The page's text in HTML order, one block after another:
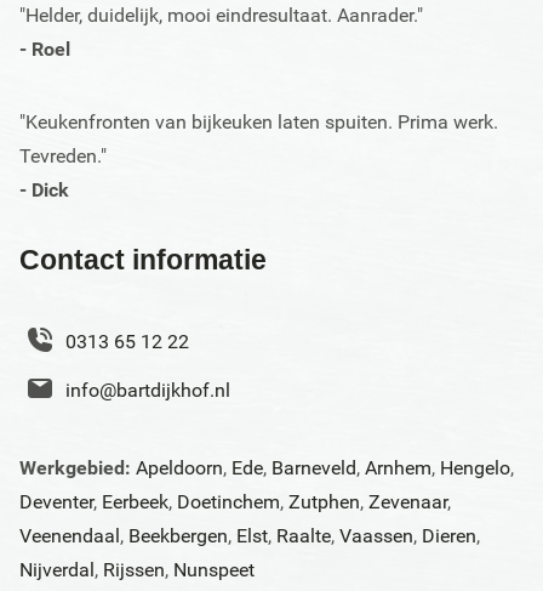
"Helder, duidelijk, mooi eindresultaat. Aanrader."
- Roel
"Keukenfronten van bijkeuken laten spuiten. Prima werk.
Tevreden."
- Dick
Contact informatie
0313 65 12 22
info@bartdijkhof.nl
Werkgebied: Apeldoorn, Ede, Barneveld,Arnhem, Hengelo,
Deventer, Eerbeek, Doetinchem,Zutphen,Zevenaar,
Veenendaal, Beekbergen, Elst, Raalte,Vaassen, Dieren,
Nijverdal, Rijssen, Nunspeet